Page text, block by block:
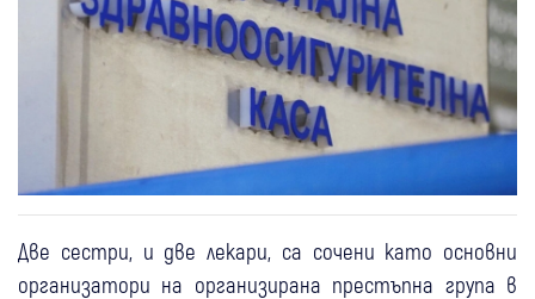
Две сестри, и две лекари, са сочени като основни
организатори на организирана престъпна група в